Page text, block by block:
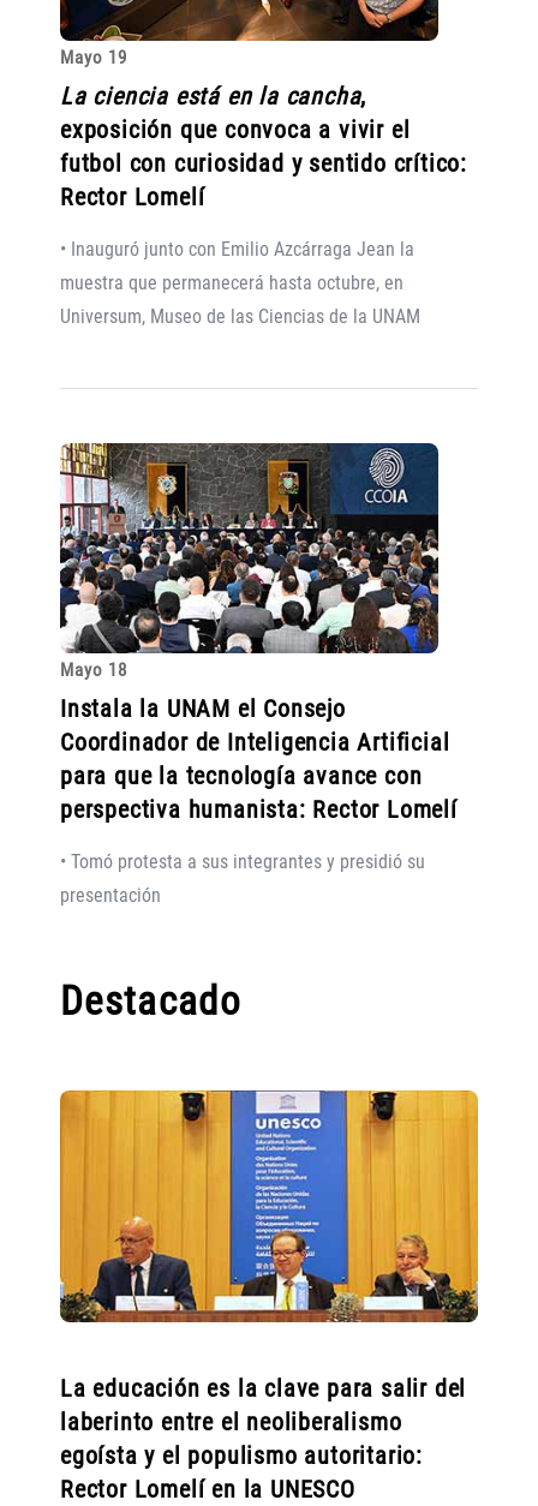
Mayo 19
La ciencia está en la cancha,
exposición que convoca a vivir el
futbol con curiosidad y sentido crítico:
Rector Lomelí
• Inauguró junto con Emilio Azcárraga Jean la
muestra que permanecerá hasta octubre, en
Universum, Museo de las Ciencias de la UNAM
Mayo 18
Instala la UNAM el Consejo
Coordinador de Inteligencia Artificial
para que la tecnología avance con
perspectiva humanista: Rector Lomelí
• Tomó protesta a sus integrantes y presidió su
presentación
Destacado
La educación es la clave para salir del
laberinto entre el neoliberalismo
egoísta y el populismo autoritario:
Rector Lomelí en la UNESCO